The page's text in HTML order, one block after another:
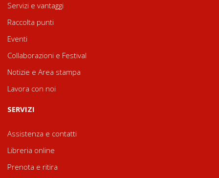
Servizi e vantaggi
Raccolta punti
Eventi
Collaborazioni e Festival
Notizie e Area stampa
Lavora con noi
SERVIZI
Assistenza e contatti
Libreria online
Prenota e ritira